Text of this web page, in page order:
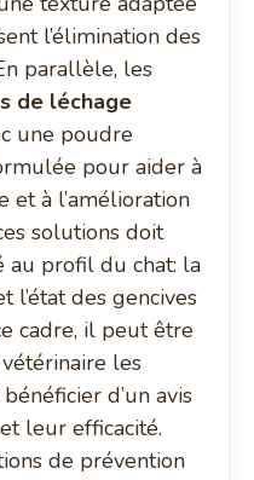
l’élimination des
parallèle, les
de léchage
une poudre
pour aider à
à l’amélioration
solutions doit
au profil du chat: la
l’état des gencives
cadre, il peut être
les
d’un avis
leur efficacité.
de prévention